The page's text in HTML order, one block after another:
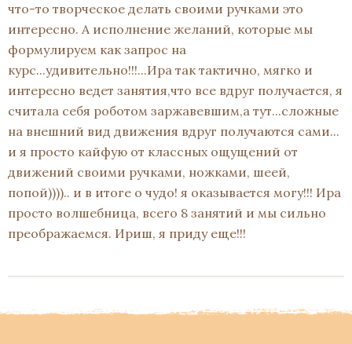
что-то творческое делать своими ручками это
интересно. А исполнение желаний, которые мы
формулируем как запрос на
курс...удивительно!!!...Ира так тактично, мягко и
интересно ведет занятия,что все вдруг получается, я
считала себя роботом заржавевшим,а тут...сложные
на внешний вид движения вдруг получаются сами...
и я просто кайфую от классных ощущений от
движений своими ручками, ножками, шеей,
попой)))).. и в итоге о чудо! я оказывается могу!!! Ира
просто волшебница, всего 8 занятий и мы сильно
преображаемся. Ириш, я приду еще!!!